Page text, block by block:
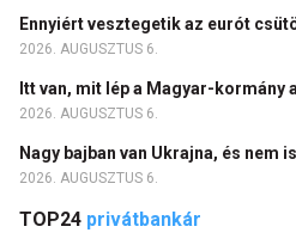
Ennyiért vesztegetik az eurót
2026. AUGUSZTUS 6.
Itt van, mit lép a Magyar-kormány
2026. AUGUSZTUS 6.
Nagy bajban van Ukrajna, és nem
2026. AUGUSZTUS 6.
TOP24 privátbankár